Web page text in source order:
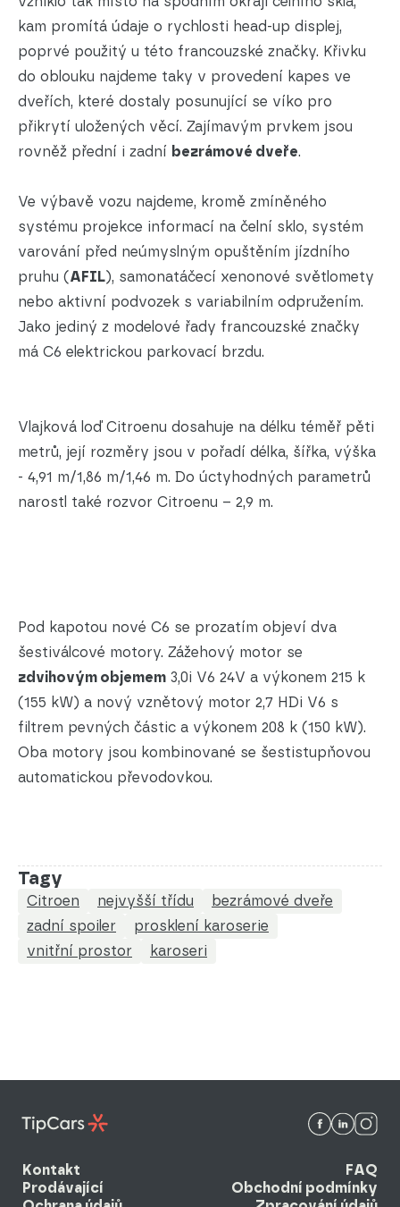
kam promítá údaje o rychlosti head-up displej,
poprvé použitý u této francouzské značky. Křivku
do oblouku najdeme taky v provedení kapes ve
dveřích, které dostaly posunující se víko pro
přikrytí uložených věcí. Zajímavým prvkem jsou
rovněž přední i zadní bezrámové dveře.
Ve výbavě vozu najdeme, kromě zmíněného
systému projekce informací na čelní sklo, systém
varování před neúmyslným opuštěním jízdního
pruhu (AFIL), samonatáčecí xenonové světlomety
nebo aktivní podvozek s variabilním odpružením.
Jako jediný z modelové řady francouzské značky
má C6 elektrickou parkovací brzdu.
Vlajková loď Citroenu dosahuje na délku téměř pěti
metrů, její rozměry jsou v pořadí délka, šířka, výška
- 4,91 m/1,86 m/1,46 m. Do úctyhodných parametrů
narostl také rozvor Citroenu – 2,9 m.
Pod kapotou nové C6 se prozatím objeví dva
šestiválcové motory. Zážehový motor se
zdvihovým objemem 3,0i V6 24V a výkonem 215 k
(155 kW) a nový vznětový motor 2,7 HDi V6 s
filtrem pevných částic a výkonem 208 k (150 kW).
Oba motory jsou kombinované se šestistupňovou
automatickou převodovkou.
Tagy
Citroen nejvyšší třídu
bezrámové dveře
zadní spoiler
prosklení karoserie
vnitřní prostor
karoseri
Kontakt
FAQ
Prodávající
Obchodní podmínky